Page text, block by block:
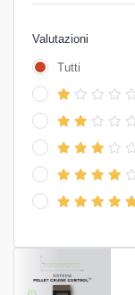
Valutazioni
Tutti